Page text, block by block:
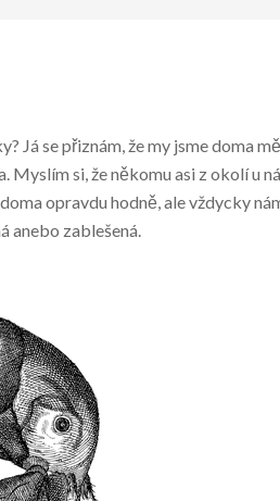
se přiznám, že my jsme doma
si, že někomu asi z okolí u
opravdu hodně, ale vždycky
anebo zablešená.